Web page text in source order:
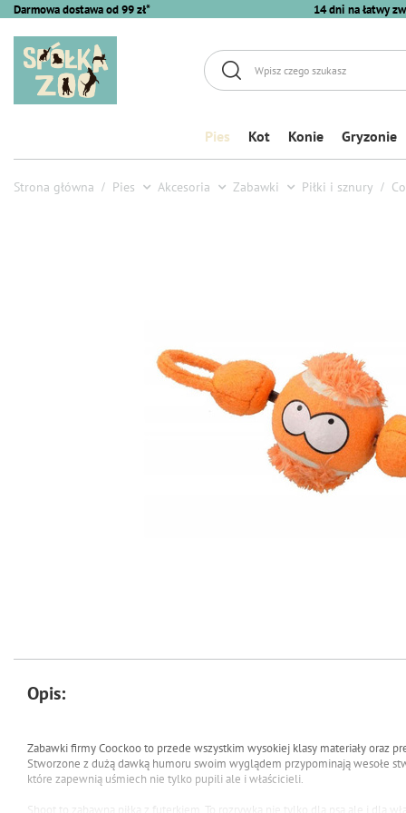
Darmowa dostawa od 99 zł* 14 dni na łatwy
Pies Kot Konie Gryzonie
Strona główna Pies Akcesoria Zabawki Piłki i sznury
Opis:
Zabawki firmy Coockoo to przede wszystkim wysokiej klasy materiały oraz
Stworzone z dużą dawką humoru swoim wyglądem przypominają wesołe
które zapewnią uśmiech nie tylko pupili ale i właścicieli.
Shoot to zabawna piłka z futerkiem. To rozrywka nie tylko dla psa ale i dla